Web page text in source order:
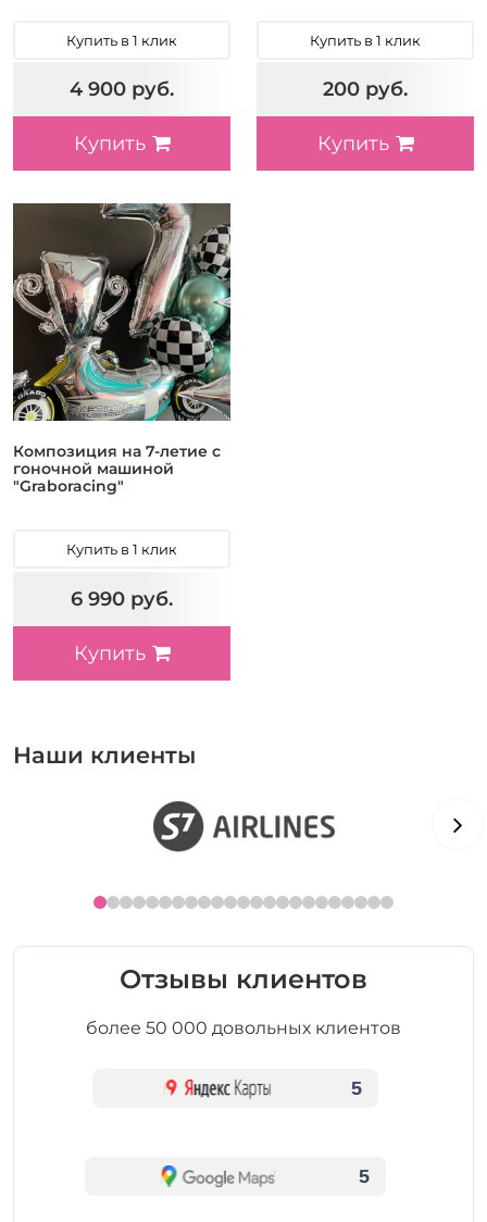
Купить в 1 клик
4 900 руб.
Купить
Купить в 1 клик
200 руб.
Купить
Композиция на 7-летие с
гоночной машиной
"Graboracing"
Купить в 1 клик
6 990 руб.
Купить
Наши клиенты
Отзывы клиентов
более 50 000 довольных клиентов
5
5